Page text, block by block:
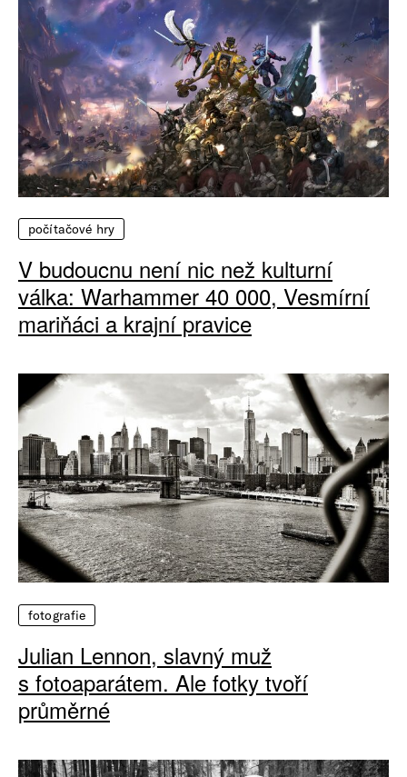
počítačové hry
V budoucnu není nic než kulturní
válka: Warhammer 40 000, Vesmírní
mariňáci a krajní pravice
fotografie
Julian Lennon, slavný muž
s fotoaparátem. Ale fotky tvoří
průměrné